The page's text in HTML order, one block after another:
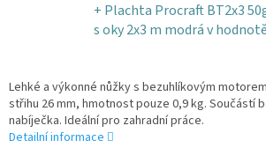
+ Plachta Procraft BT2x3
s oky 2x3 m modráv
Lehké a výkonné nůžky s bezuhlíkovým
střihu 26 mm, hmotnost pouze 0,9 kg. Součástí
nabíječka. Ideální pro zahradní práce.
Detailní informace